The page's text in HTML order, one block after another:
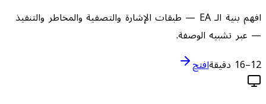
افهم بنية الـ EA — طبقات الإشارة والتصفية والمخاطر والتنفيذ
— عبر تشبيه الوصفة.
12–16 دقيقة
افتح